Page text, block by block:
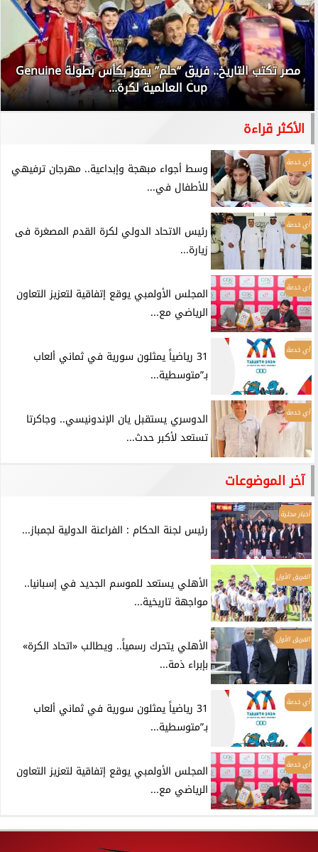
مصر تكتب التاريخ.. فريق “حلم” يفوز بكأس بطولة Genuine
Cup العالمية لكرة...
الأكثر قراءة
أي خدمة
وسط أجواء مبهجة وإبداعية.. مهرجان ترفيهي
للأطفال في...
أي خدمة
رئيس الاتحاد الدولي لكرة القدم المصغرة فى
زيارة...
أي خدمة
المجلس الأولمبي يوقع إتفاقية لتعزيز التعاون
الرياضي مع...
أي خدمة
31 رياضياً يمثلون سورية في ثماني ألعاب
بـ”متوسطية...
أي خدمة
الدوسري يستقبل يان الإندونيسي.. وجاكرتا
تستعد لأكبر حدث...
آخر الموضوعات
أخبار محلية
رئيس لجنة الحكام : الفراعنة الدولية لجمباز...
الفريق الأول
الأهلي يستعد للموسم الجديد في إسبانيا..
مواجهة تاريخية...
الفريق الأول
الأهلي يتحرك رسمياً.. ويطالب «اتحاد الكرة»
بإبراء ذمة...
أي خدمة
31 رياضياً يمثلون سورية في ثماني ألعاب
بـ”متوسطية...
أي خدمة
المجلس الأولمبي يوقع إتفاقية لتعزيز التعاون
الرياضي مع...